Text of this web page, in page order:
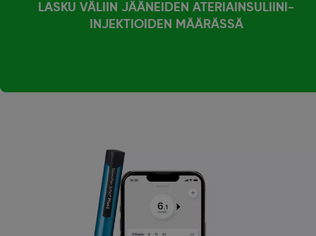
LASKU VÄLIIN JÄÄNEIDEN ATERIAINSULIINI-
INJEKTIOIDEN MÄÄRÄSSÄ